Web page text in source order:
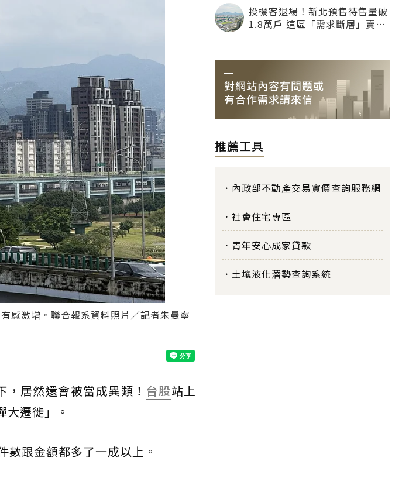
感激增。聯合報系資料照片／記者朱曼寧
居然還會被當成異類！ 台股站上
遷徙」。
跟金額都多了一成以上。
投機客退場！新北預售待售量破
1.8萬戶 這區「需求斷層」賣壓
推薦工具
內政部不動產交易實價查詢服務網
社會住宅專區
青年安心成家貸款
土壤液化潛勢查詢系統